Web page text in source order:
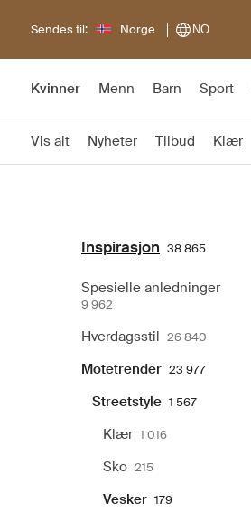
Sendes til: Norge NO
Kvinner Menn Barn Sport
Vis alt Nyheter Tilbud Klær
Inspirasjon 38 865
Spesielle anledninger
9 962
Hverdagsstil 26 840
Motetrender 23 977
Streetstyle 1 567
Klær 1 016
Sko 215
Vesker 179